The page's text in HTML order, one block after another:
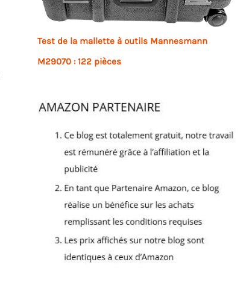
Test de la mallette à outils Mannesmann
M29070 : 122 pièces